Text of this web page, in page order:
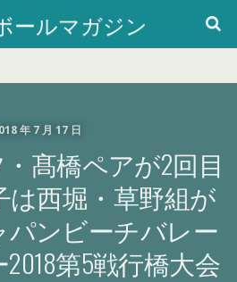
ールマガジン
年 7 月 17 日
髙橋ペアが2回目
は西堀・草野組が
ンビーチバレー
第5戦行橋大会